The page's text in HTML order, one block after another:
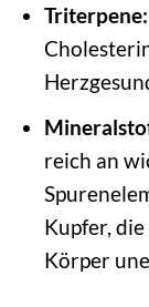
Triterpene:
reich an
Kupfer,
Körper